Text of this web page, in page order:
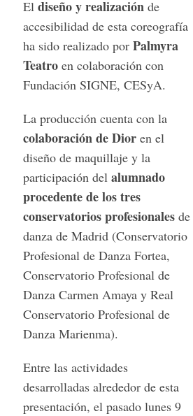
Eldiseño y realizaciónde
accesibilidad de esta coreografía
ha sido realizado por Palmyra
Teatro en colaboración con
Fundación SIGNE, CESyA.
La producción cuenta con la
colaboración de Dioren el
diseño de maquillaje y la
participación del alumnado
procedente de los tres
conservatorios profesionalesde
danza de Madrid (Conservatorio
Profesional de Danza Fortea,
Conservatorio Profesional de
Danza Carmen Amaya y Real
Conservatorio Profesional de
Danza Marienma).
Entre las actividades
desarrolladas alrededor de esta
presentación, el pasado lunes 9